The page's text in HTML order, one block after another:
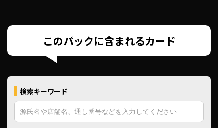
このパックに含まれるカード
検索キーワード